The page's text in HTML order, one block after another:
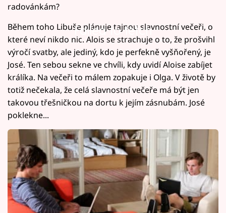
radovánkám?
Failed to fetch
Během toho Libuše plánuje tajnou slavnostní večeři, o
které neví nikdo nic. Alois se strachuje o to, že prošvihl
výročí svatby, ale jediný, kdo je perfekně vyšňořený, je
José. Ten sebou sekne ve chvíli, kdy uvidí Aloise zabíjet
králíka. Na večeři to málem zopakuje i Olga. V životě by
totiž nečekala, že celá slavnostní večeře má být jen
takovou třešničkou na dortu k jejím zásnubám. José
poklekne...